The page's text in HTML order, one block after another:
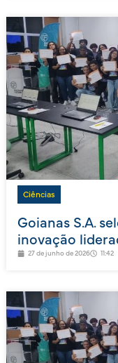
Ciências
Goianas S.A.
inovação
27 de junho de 2026 11:42